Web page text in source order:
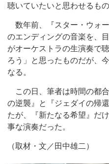
聴いていたいと思わせるもの
数年前、『スター・ウォ
のエンディングの音楽を、
がオーケストラの生演奏で
ろう」と思ったものだが、
なる。
この日、筆者は時間の都
の逆襲』と『ジェダイの帰
たが、『新たなる希望』だ
事な演奏だった。
（取材・文／田中雄二）